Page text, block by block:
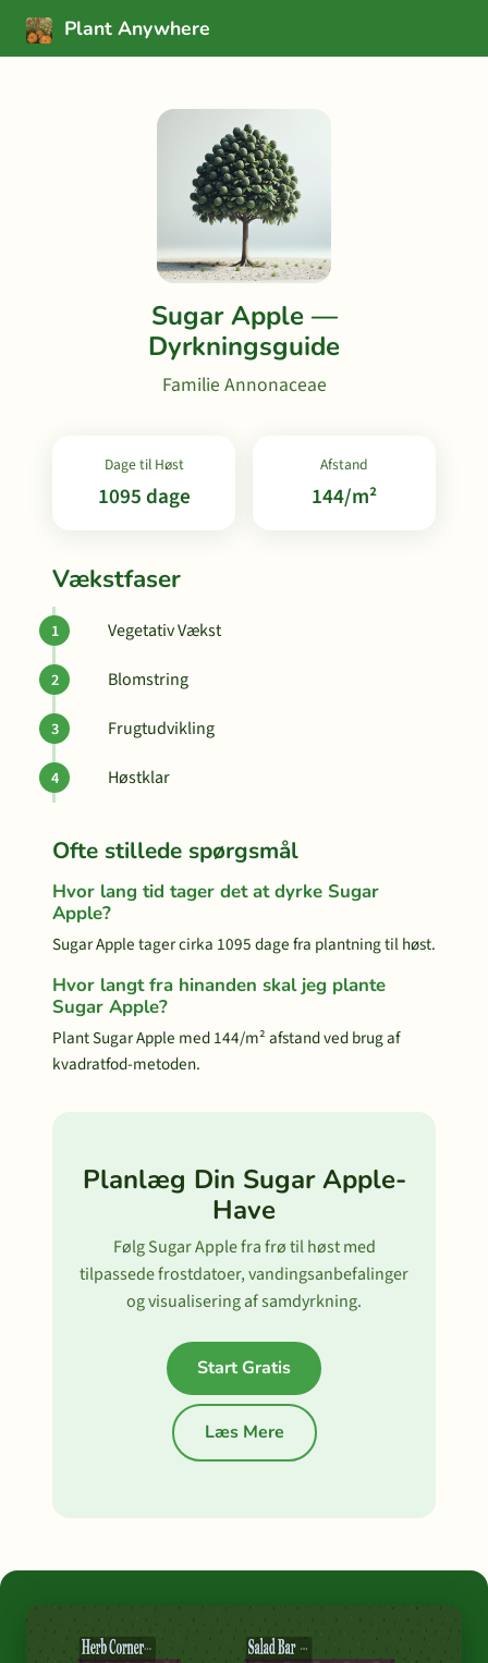
Plant Anywhere
Sugar Apple —
Dyrkningsguide
Familie Annonaceae
Dage til Høst
1095 dage
Afstand
144/m²
Vækstfaser
Vegetativ Vækst
Blomstring
Frugtudvikling
Høstklar
Ofte stillede spørgsmål
Hvor lang tid tager det at dyrke Sugar
Apple?
Sugar Apple tager cirka 1095 dage fra plantning til høst.
Hvor langt fra hinanden skal jeg plante
Sugar Apple?
Plant Sugar Apple med 144/m² afstand ved brug af
kvadratfod-metoden.
Planlæg Din Sugar Apple-
Have
Følg Sugar Apple fra frø til høst med
tilpassede frostdatoer, vandingsanbefalinger
og visualisering af samdyrkning.
Start Gratis
Læs Mere